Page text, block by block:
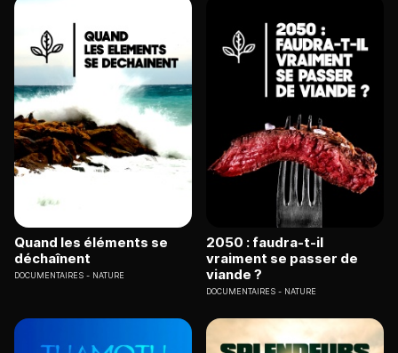
Quand les éléments se
déchaînent
DOCUMENTAIRES NATURE
2050 : faudra-t-il
vraiment se passer de
viande ?
DOCUMENTAIRES NATURE